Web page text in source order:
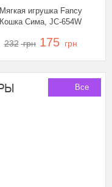
Мягкая игрушка Fancy
Кошка Сима, JC-654W
232 грн 175 грн
Все